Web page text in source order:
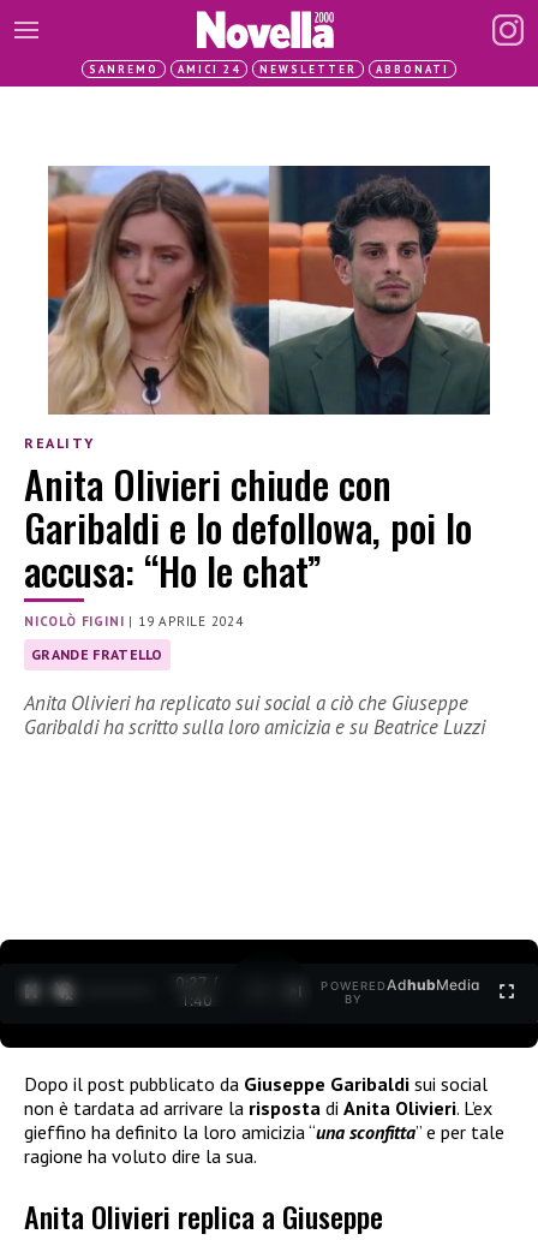
SANREMO AMICI 24 NEWSLETTER ABBONATI
REALITY
Anita Olivieri chiude con
Garibaldi e lo defollowa, poi lo
accusa: “Ho le chat”
NICOLÒ FIGINI | 19 APRILE 2024
GRANDE FRATELLO
Anita Olivieri ha replicato sui social a ciò che Giuseppe
Garibaldi ha scritto sulla loro amicizia e su Beatrice Luzzi
0:28 /
1:40
POWERED
BY
AdhubMedia
Dopo il post pubblicato da Giuseppe Garibaldi sui social
non è tardata ad arrivare la risposta di Anita Olivieri. L’ex
gieffino ha definito la loro amicizia “una sconfitta” e per tale
ragione ha voluto dire la sua.
Anita Olivieri replica a Giuseppe